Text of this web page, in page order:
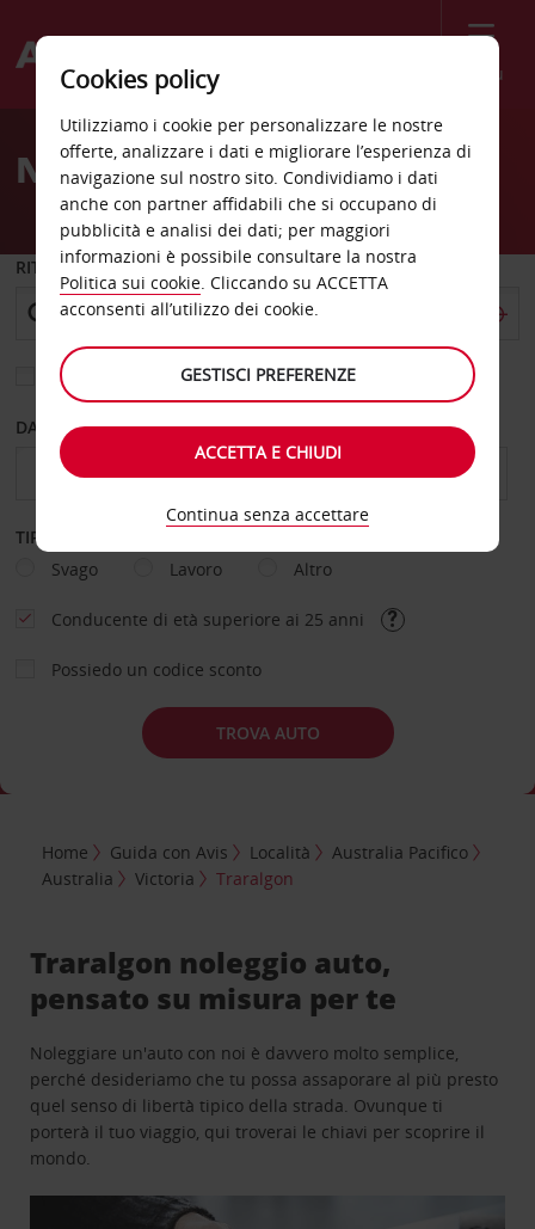
Menù
Welcome
AvisNoleggio auto Traralgon
RITIRO DA
Scegli una località di riconsegna diversa
DAL GIORNO AL GIORNO
TIPOLOGIA DI NOLEGGIO
Svago
Lavoro Altro
Conducente di età superiore ai 25 anni
Possiedo un codice sconto
TROVA AUTO
Home Guida con Avis Località
Australia Pacifico
Australia
Victoria Traralgon
Traralgon noleggio auto,
pensato su misura per te
Noleggiare un'auto con noi è davvero molto semplice,
perché desideriamo che tu possa assaporare al più presto
quel senso di libertà tipico della strada. Ovunque ti
porterà il tuo viaggio, qui troverai le chiavi per scoprire il
mondo.
Cookies policy
Utilizziamo i cookie per personalizzare le nostre
offerte, analizzare i dati e migliorare l’esperienza di
navigazione sul nostro sito. Condividiamo i dati
anche con partner affidabili che si occupano di
pubblicità e analisi dei dati; per maggiori
informazioni è possibile consultare la nostra
Politica sui cookie. Cliccando su ACCETTA
acconsenti all’utilizzo dei cookie.
GESTISCI PREFERENZE
ACCETTA E CHIUDI
Continua senza accettare